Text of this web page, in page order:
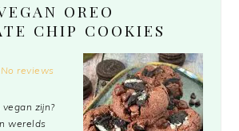
OREO
CHIP COOKIES
No reviews
zijn?
werelds